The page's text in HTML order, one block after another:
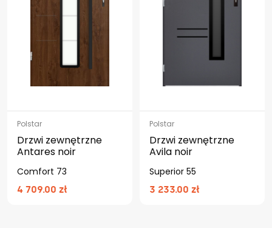
Polstar
Drzwi zewnętrzne
Antares noir
Comfort 73
4 709.00 zł
Polstar
Drzwi zewnętrzne
Avila noir
Superior 55
3 233.00 zł